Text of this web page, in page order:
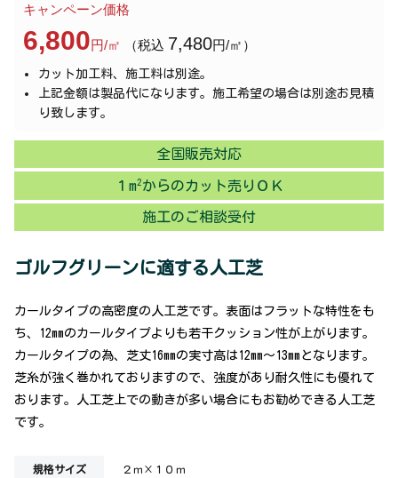
キャンペーン価格
6,800円/㎡ （税込 7,480円/㎡）
カット加工料、施工料は別途。
上記金額は製品代になります。 施工希望の場合は別途お見積
り致します。
全国販売対応
１m2からのカット売りＯＫ
施工のご相談受付
ゴルフグリーンに適する人工芝
カールタイプの高密度の人工芝です。表面はフラットな特性をも
ち、12mmのカールタイプよりも若干クッション性が上がります。
カールタイプの為、芝丈16mmの実寸高は12mm～13mmとなります。
芝糸が強く巻かれておりますので、強度があり耐久性にも優れて
おります。人工芝上での動きが多い場合にもお勧めできる人工芝
です。
規格サイズ ２ｍ×１０ｍ